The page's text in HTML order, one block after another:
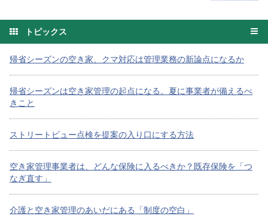
トピックス
帰省シーズンの空き家、クマ対応は管理業務の新論点になるか
帰省シーズンは空き家管理の起点になる。夏に事業者が備えるべ
きこと
ストリートビュー点検を提案の入り口にする方法
空き家管理事業者は、どんな保険に入るべきか？既存保険を「つ
なぎ直す」
介護と空き家管理のあいだにある「制度の空白」